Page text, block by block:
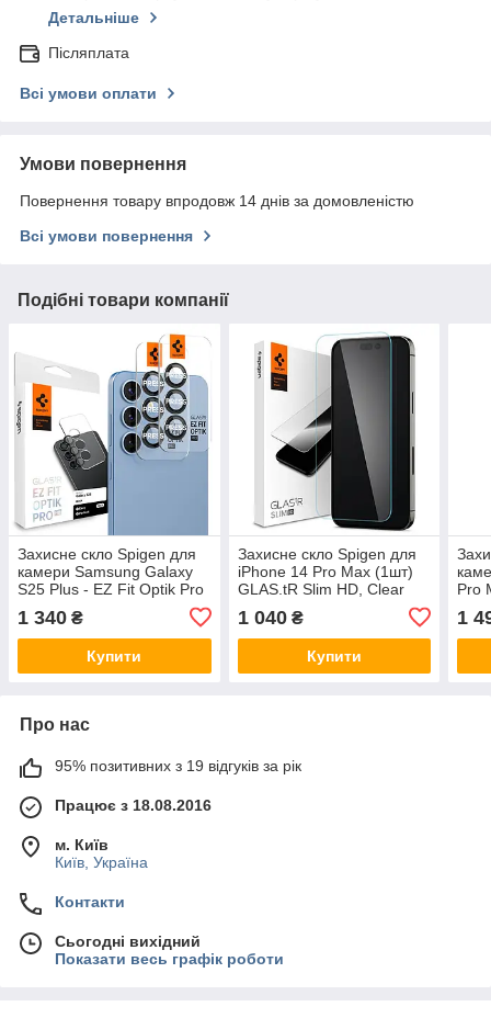
Детальніше
Післяплата
Всі умови оплати
Умови повернення
Повернення товару впродовж 14 днів за домовленістю
Всі умови повернення
Подібні товари компанії
Захисне скло Spigen для
камери Samsung Galaxy
S25 Plus - EZ Fit Optik Pro
(AGL09088)
1 340 ₴
Купити
Захисне скло Spigen для
iPhone 14 Pro Max (1шт)
GLAS.tR Slim HD, Clear
1 040₴
Купити
Pro
1
Про нас
95% позитивних з 19 відгуків за рік
Працює з 18.08.2016
м. Київ
Київ, Україна
Контакти
Сьогодні вихідний
Показати весь графік роботи